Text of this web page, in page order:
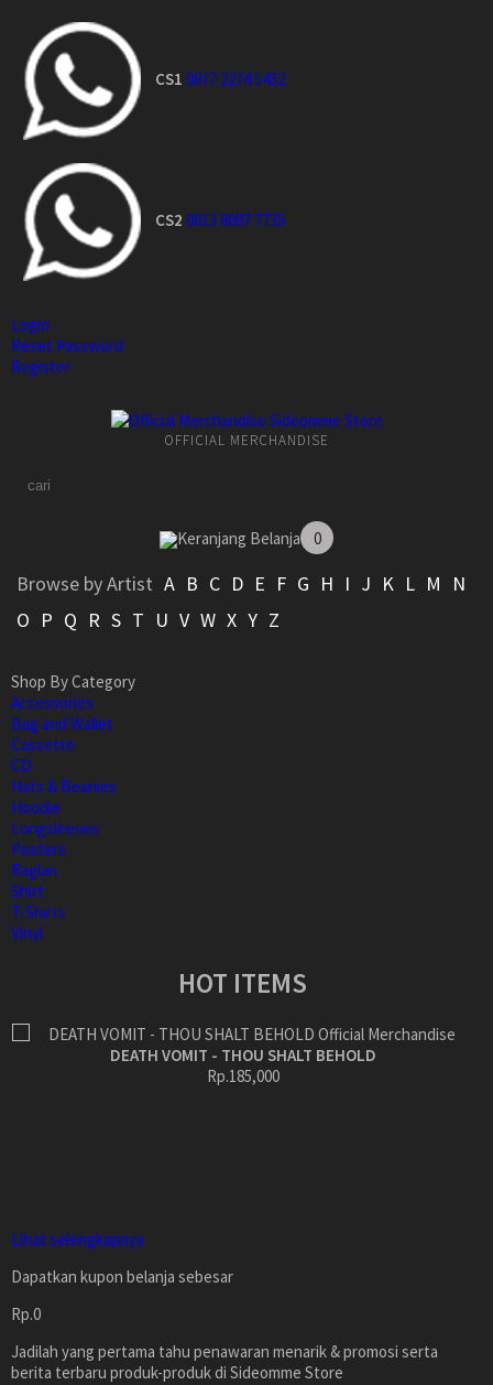
CS1 0877 2274 5432
CS2 0813 8087 7735
Login
Reset Password
Register
OFFICIAL MERCHANDISE
Keranjang Belanja 0
Browse by Artist A B C D E F G H I J K L M
N
O P Q R S T U V W X Y Z
Shop By Category
Accessories
Bag and Wallet
Cassette
CD
Hats & Beanies
Hoodie
Longsleeves
Posters
Raglan
Shirt
T-Shirts
Vinyl
HOT ITEMS
DEATH VOMIT - THOU SHALT BEHOLD
Rp.185,000
Lihat selengkapnya
Dapatkan kupon belanja sebesar
Rp.0
Jadilah yang pertama tahu penawaran menarik & promosi serta
berita terbaru produk-produk di Sideomme Store